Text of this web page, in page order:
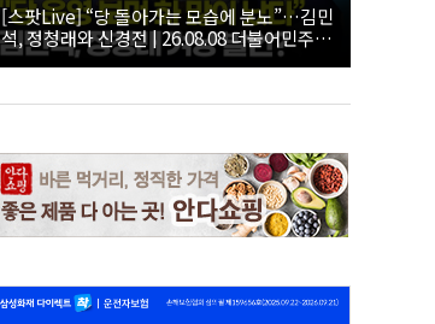
[스팟Live] “당 돌아가는 모습에 분노”…김민
석, 정청래와 신경전 | 26.08.08 더불어민주당
당대표·최고위원 후보 제주 합동연설회